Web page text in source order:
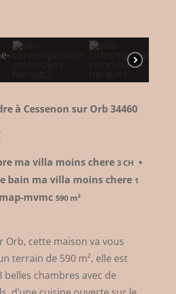
à Cessenon sur Orb 34460
3 CH •
1
590 m²
Orb, cette maison va vous
terrain de 590 m², elle est
belles chambres avec de